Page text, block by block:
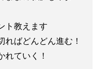
ト教えます
ればどんどん進む！
れていく！